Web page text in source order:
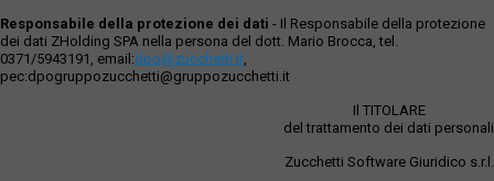
Responsabile della protezione dei dati - Il Responsabile della protezione
dei dati ZHolding SPA nella persona del dott. Mario Brocca, tel.
0371/5943191, email:dpo@zucchetti.it,
pec:dpogruppozucchetti@gruppozucchetti.it
Il TITOLARE
del trattamento dei dati personali
Zucchetti Software Giuridico s.r.l.